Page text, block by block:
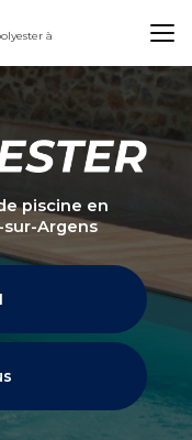
piscine en
Argens